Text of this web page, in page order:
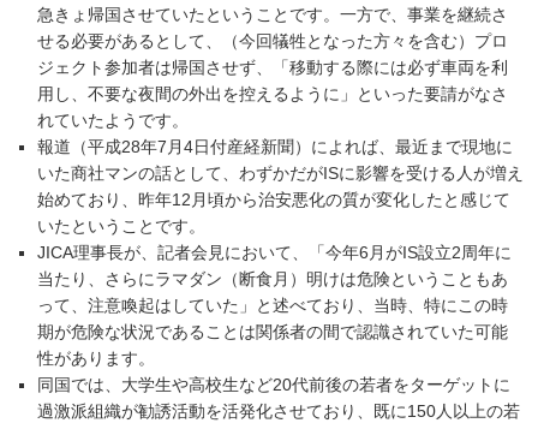
急きょ帰国させていたということです。一方で、事業を継続さ
せる必要があるとして、（今回犠牲となった方々を含む）プロ
ジェクト参加者は帰国させず、「移動する際には必ず車両を利
用し、不要な夜間の外出を控えるように」といった要請がなさ
れていたようです。
報道（平成28年7月4日付産経新聞）によれば、最近まで現地に
いた商社マンの話として、わずかだがISに影響を受ける人が増え
始めており、昨年12月頃から治安悪化の質が変化したと感じて
いたということです。
JICA理事長が、記者会見において、「今年6月がIS設立2周年に
当たり、さらにラマダン（断食月）明けは危険ということもあ
って、注意喚起はしていた」と述べており、当時、特にこの時
期が危険な状況であることは関係者の間で認識されていた可能
性があります。
同国では、大学生や高校生など20代前後の若者をターゲットに
過激派組織が勧誘活動を活発化させており、既に150人以上の若